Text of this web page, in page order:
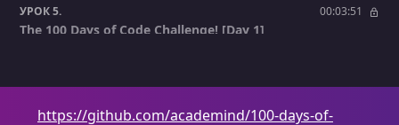
УРОК 5. 00:03:51
The 100 Days of Code Challenge! [Day 1]
How To Get The Most Out Of This Course [Day 1]
УРОК 7. 00:03:24
https://github.com/academind/100-days-of-